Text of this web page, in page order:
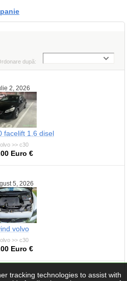
după:
2, 2026
facelift 1.6 disel
>> c30
Euro €
5, 2026
volvo
>> c30
Euro €
tracking technologies to assist with